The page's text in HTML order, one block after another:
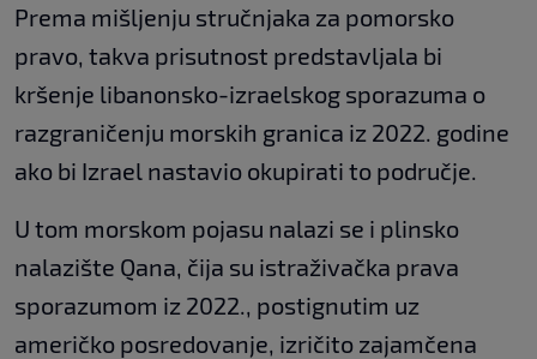
Prema mišljenju stručnjaka za pomorsko
pravo, takva prisutnost predstavljala bi
kršenje libanonsko-izraelskog sporazuma o
razgraničenju morskih granica iz 2022. godine
ako bi Izrael nastavio okupirati to područje.
U tom morskom pojasu nalazi se i plinsko
nalazište Qana, čija su istraživačka prava
sporazumom iz 2022., postignutim uz
američko posredovanje, izričito zajamčena